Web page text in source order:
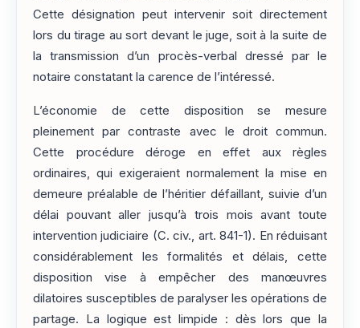
Cette désignation peut intervenir soit directement
lors du tirage au sort devant le juge, soit à la suite de
la transmission d’un procès-verbal dressé par le
notaire constatant la carence de l’intéressé.
L’économie de cette disposition se mesure
pleinement par contraste avec le droit commun.
Cette procédure déroge en effet aux règles
ordinaires, qui exigeraient normalement la mise en
demeure préalable de l’héritier défaillant, suivie d’un
délai pouvant aller jusqu’à trois mois avant toute
intervention judiciaire (C. civ., art. 841-1). En réduisant
considérablement les formalités et délais, cette
disposition vise à empêcher des manœuvres
dilatoires susceptibles de paralyser les opérations de
partage. La logique est limpide : dès lors que la